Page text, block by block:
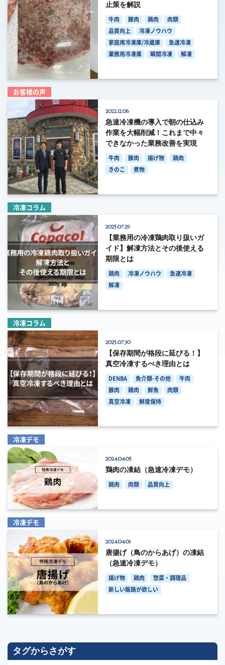
止策を解説
牛肉 豚肉 鶏肉
肉類
品質向上
冷凍ノウハウ
家庭用冷凍庫/冷蔵庫
急速冷凍
業務用冷凍庫
瞬間冷凍 解凍
お客様の声
2022.12.06
急速冷凍機の導入で朝の仕込み
作業を大幅削減！これまで中々
できなかった業務改善を実現
牛肉 豚肉 揚げ物
鶏肉
きのこ
煮物
冷凍コラム
2025.07.29
【業務用の冷凍鶏肉取り扱いガ
イド】解凍方法とその後使える
期限とは
鶏肉 冷凍ノウハウ
急速冷凍
解凍
冷凍コラム
2025.07.30
【保存期間が格段に延びる！】
真空冷凍するべき理由とは
DENBA 魚介類-その他
牛肉
豚肉
鶏肉 鮮魚
肉類
真空冷凍
鮮度保持
冷凍デモ
2024.04.05
鶏肉の凍結（急速冷凍デモ）
鶏肉 肉類 品質向上
冷凍デモ
2024.04.01
唐揚げ（鳥のからあげ）の凍結
（急速冷凍デモ）
揚げ物 鶏肉
惣菜・調理品
新しい販路が欲しい
タグからさがす